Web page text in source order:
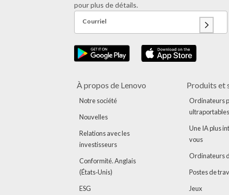
pour plus de détails.
Courriel
À propos de Lenovo
Notre société
Nouvelles
Relations avec les
investisseurs
Conformité. Anglais
(États‑Unis)
ESG
Produits et
Ordinateurs
ultraportables
Une IA plus
vous
Ordinateurs
Postes de
Jeux